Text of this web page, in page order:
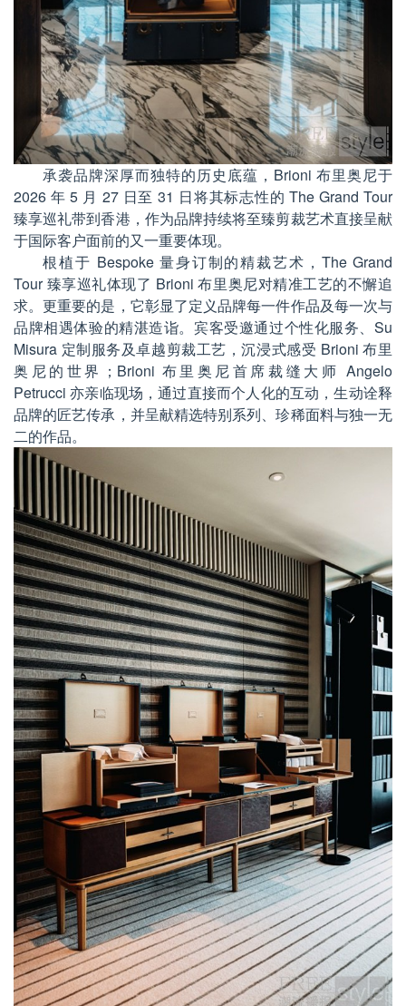
承袭品牌深厚而独特的历史底蕴，Brioni 布里奥尼于
2026 年 5 月 27 日至 31 日将其标志性的 The Grand Tour
臻享巡礼带到香港，作为品牌持续将至臻剪裁艺术直接呈献
于国际客户面前的又一重要体现。
根植于 Bespoke 量身订制的精裁艺术，The Grand
Tour 臻享巡礼体现了 Brioni 布里奥尼对精准工艺的不懈追
求。更重要的是，它彰显了定义品牌每一件作品及每一次与
品牌相遇体验的精湛造诣。宾客受邀通过个性化服务、Su
Misura 定制服务及卓越剪裁工艺，沉浸式感受 Brioni 布里
奥尼的世界；Brioni 布里奥尼首席裁缝大师 Angelo
Petrucci 亦亲临现场，通过直接而个人化的互动，生动诠释
品牌的匠艺传承，并呈献精选特别系列、珍稀面料与独一无
二的作品。